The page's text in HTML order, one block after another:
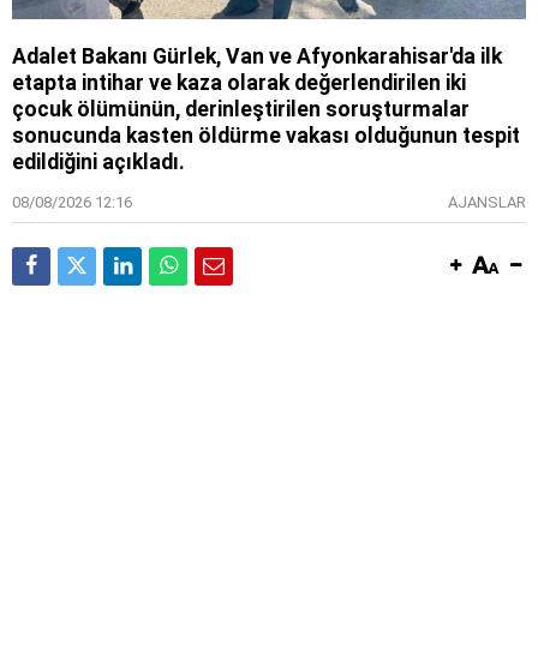
Adalet Bakanı Gürlek, Van ve Afyonkarahisar'da ilk
etapta intihar ve kaza olarak değerlendirilen iki
çocuk ölümünün, derinleştirilen soruşturmalar
sonucunda kasten öldürme vakası olduğunun tespit
edildiğini açıkladı.
08/08/2026 12:16 AJANSLAR